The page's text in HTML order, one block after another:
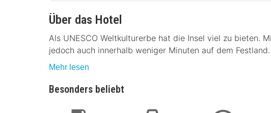
Über das Hotel
Als UNESCO Weltkulturerbe hat die Insel viel zu bieten.
jedoch auch innerhalb weniger Minuten auf dem Festland.
Mehr lesen
Besonders beliebt